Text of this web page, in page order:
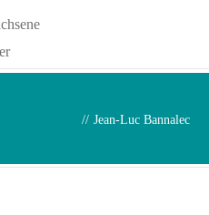
// Jean-Luc Bannalec